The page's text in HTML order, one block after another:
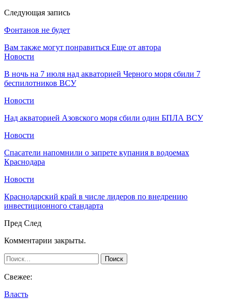
Следующая запись
Фонтанов не будет
Вам также могут понравиться Еще от автора
Новости
В ночь на 7 июля над акваторией Черного моря сбили 7
беспилотников ВСУ
Новости
Над акваторией Азовского моря сбили один БПЛА ВСУ
Новости
Спасатели напомнили о запрете купания в водоемах
Краснодара
Новости
Краснодарский край в числе лидеров по внедрению
инвестиционного стандарта
Пред След
Комментарии закрыты.
Свежее:
Власть